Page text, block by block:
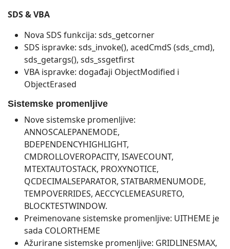
SDS & VBA
Nova SDS funkcija: sds_getcorner
SDS ispravke: sds_invoke(), acedCmdS (sds_cmd),
sds_getargs(), sds_ssgetfirst
VBA ispravke: događaji ObjectModified i
ObjectErased
Sistemske promenljive
Nove sistemske promenljive:
ANNOSCALEPANEMODE,
BDEPENDENCYHIGHLIGHT,
CMDROLLOVEROPACITY, ISAVECOUNT,
MTEXTAUTOSTACK, PROXYNOTICE,
QCDECIMALSEPARATOR, STATBARMENUMODE,
TEMPOVERRIDES, AECCYCLEMEASURETO,
BLOCKTESTWINDOW.
Preimenovane sistemske promenljive: UITHEME je
sada COLORTHEME
Ažurirane sistemske promenljive: GRIDLINESMAX,